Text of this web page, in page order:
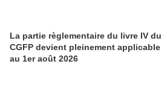
La partie règlementaire du livre IV du
CGFP devient pleinement applicable
au 1er août 2026